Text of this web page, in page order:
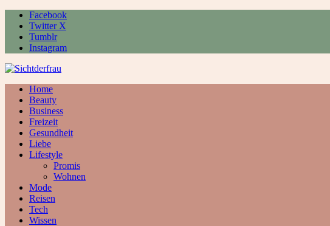
Facebook
Twitter X
Tumblr
Instagram
Home
Beauty
Business
Freizeit
Gesundheit
Liebe
Lifestyle
Promis
Wohnen
Mode
Reisen
Tech
Wissen